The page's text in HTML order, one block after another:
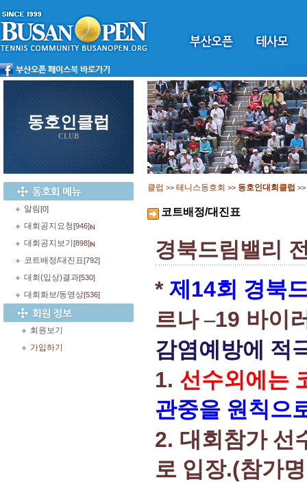
동호인클럽
CLUB
알림[0]
대회공지요청[946]
대회공지보기 [898]
코트배정/대진표[792]
대회(입상)결과[530]
대회화보/동영상[536]
회원보기
가입하기
클럽 >> 테니스동호회 >> 동호인대회클럽 >>
코트배정/대진표
경북드림밸리
* 제14회 경북
르나–19 바이
감염예방에 적
1. 선수외에는
관중을 원칙으
2. 대회참가 선
로 입장.(참가